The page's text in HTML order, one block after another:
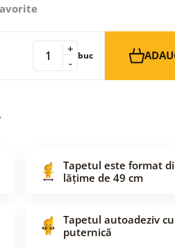
-
+ buc
Tapetul este format
lățime de 49 cm
Tapetul autoadeziv
puternică